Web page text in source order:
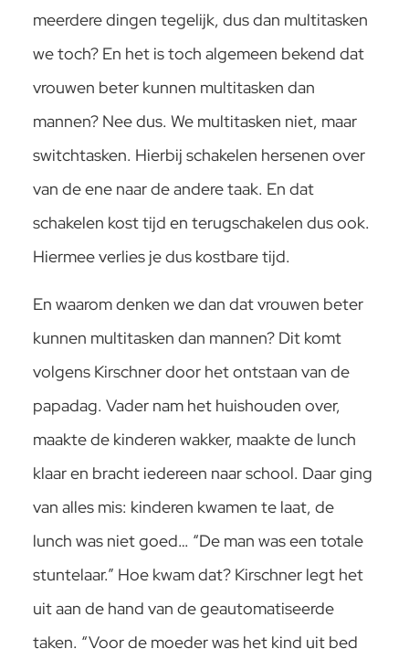
meerdere dingen tegelijk, dus dan multitasken
we toch? En het is toch algemeen bekend dat
vrouwen beter kunnen multitasken dan
mannen? Nee dus. We multitasken niet, maar
switchtasken. Hierbij schakelen hersenen over
van de ene naar de andere taak. En dat
schakelen kost tijd en terugschakelen dus ook.
Hiermee verlies je dus kostbare tijd.
En waarom denken we dan dat vrouwen beter
kunnen multitasken dan mannen? Dit komt
volgens Kirschner door het ontstaan van de
papadag. Vader nam het huishouden over,
maakte de kinderen wakker, maakte de lunch
klaar en bracht iedereen naar school. Daar ging
van alles mis: kinderen kwamen te laat, de
lunch was niet goed… “De man was een totale
stuntelaar.” Hoe kwam dat? Kirschner legt het
uit aan de hand van de geautomatiseerde
taken. “Voor de moeder was het kind uit bed